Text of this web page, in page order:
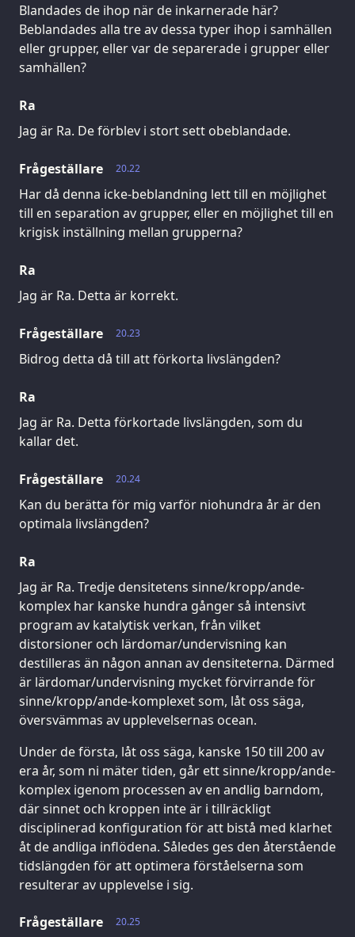
Blandades de ihop när de inkarnerade här?
Beblandades alla tre av dessa typer ihop i samhällen
eller grupper, eller var de separerade i grupper eller
samhällen?
Ra
Jag är Ra. De förblev i stort sett obeblandade.
20.22
Frågeställare
Har då denna icke-beblandning lett till en möjlighet
till en separation av grupper, eller en möjlighet till en
krigisk inställning mellan grupperna?
Ra
Jag är Ra. Detta är korrekt.
20.23
Frågeställare
Bidrog detta då till att förkorta livslängden?
Ra
Jag är Ra. Detta förkortade livslängden, som du
kallar det.
20.24
Frågeställare
Kan du berätta för mig varför niohundra år är den
optimala livslängden?
Ra
Jag är Ra. Tredje densitetens sinne/kropp/ande-
komplex har kanske hundra gånger så intensivt
program av katalytisk verkan, från vilket
distorsioner och lärdomar/undervisning kan
destilleras än någon annan av densiteterna. Därmed
är lärdomar/undervisning mycket förvirrande för
sinne/kropp/ande-komplexet som, låt oss säga,
översvämmas av upplevelsernas ocean.
Under de första, låt oss säga, kanske 150 till 200 av
era år, som ni mäter tiden, går ett sinne/kropp/ande-
komplex igenom processen av en andlig barndom,
där sinnet och kroppen inte är i tillräckligt
disciplinerad konfiguration för att bistå med klarhet
åt de andliga inflödena. Således ges den återstående
tidslängden för att optimera förståelserna som
resulterar av upplevelse i sig.
20.25
Frågeställare